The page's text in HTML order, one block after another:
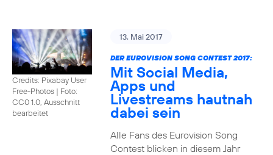
Credits: Pixabay User
Free-Photos | Foto:
CC0 1.0, Ausschnitt
bearbeitet
13. Mai 2017
DER EUROVISION SONG CONTEST 2017:
Mit Social Media,
Apps und
Livestreams hautnah
dabei sein
Alle Fans des Eurovision Song
Contest blicken in diesem Jahr